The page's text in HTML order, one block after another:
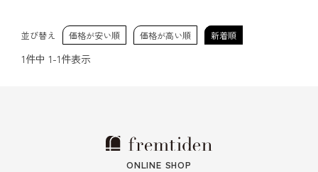
並び替え 価格が安い順 価格が高い順 新着順
1件中 1-1件表示
ONLINE SHOP